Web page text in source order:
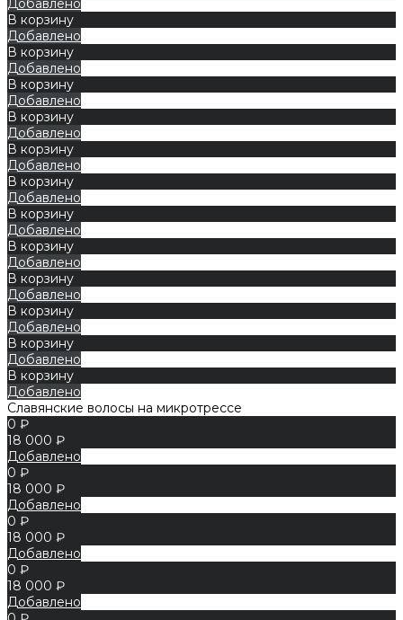
В корзину
Добавлено
В корзину
Добавлено
В корзину
Добавлено
В корзину
Добавлено
В корзину
Добавлено
В корзину
Добавлено
В корзину
Добавлено
В корзину
Добавлено
В корзину
Добавлено
В корзину
Добавлено
В корзину
Добавлено
В корзину
Добавлено
Славянские волосы на микротрессе
0 ₽
18 000 ₽
Добавлено
0 ₽
18 000 ₽
Добавлено
0 ₽
18 000 ₽
Добавлено
0 ₽
18 000 ₽
Добавлено